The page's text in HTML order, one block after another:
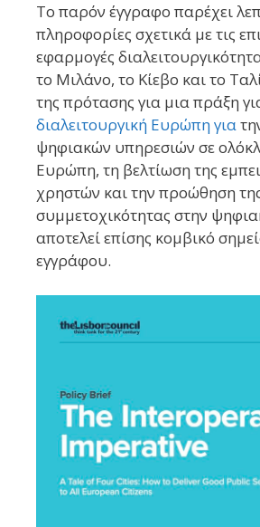
Το παρόν έγγραφο παρέχει
πληροφορίες σχετικά με τις
εφαρμογές
το Μιλάνο, το Κίεβο και το
της πρότασης για μια πράξη
διαλειτουργική Ευρώπη για
ψηφιακών υπηρεσιών σε
Ευρώπη, τη βελτίωση της
χρηστών και την προώθηση
συμμετοχικότητας στην
αποτελεί επίσης κομβικό
εγγράφου.